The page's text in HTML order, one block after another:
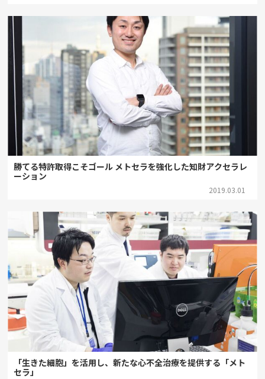
勝てる特許取得こそゴール メトセラを強化した知財アクセラレ
ーション
2019.03.01
「生きた細胞」を活用し、新たな心不全治療を提供する「メト
セラ」